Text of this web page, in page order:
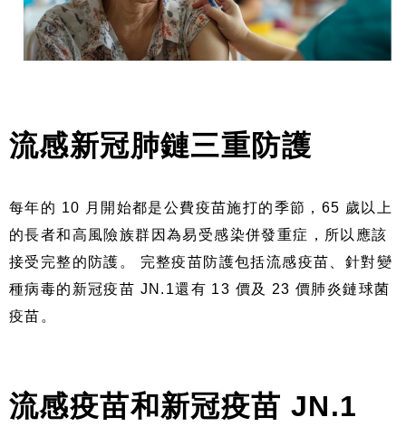
流感新冠肺鏈三重防護
每年的 10 月開始都是公費疫苗施打的季節，65 歲以上
的長者和高風險族群因為易受感染併發重症，所以應該
接受完整的防護。 完整疫苗防護包括流感疫苗、針對變
種病毒的新冠疫苗 JN.1還有 13 價及 23 價肺炎鏈球菌
疫苗。
流感疫苗和新冠疫苗 JN.1